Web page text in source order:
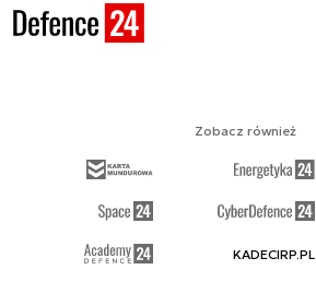
Zobacz również
KADECIRP.PL